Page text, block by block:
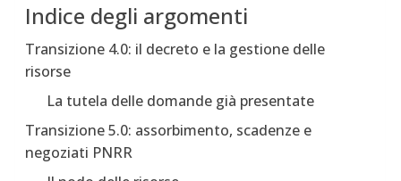
Indice degli argomenti
Transizione 4.0: il decreto e la gestione delle
risorse
La tutela delle domande già presentate
Transizione 5.0: assorbimento, scadenze e
negoziati PNRR